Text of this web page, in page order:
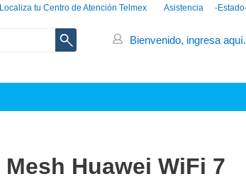
Asistencia
Localiza tu Centro de Atención Telmex
Bienvenido, ingresa aquí.
Mesh Huawei WiFi 7